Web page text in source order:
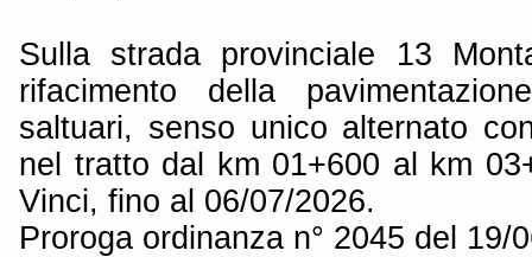
Sulla strada provinciale 13
rifacimento della
saltuari, senso unico alternato
nel tratto dal km 01+600 al km
Vinci, fino al 06/07/2026.
Proroga ordinanza n° 2045 del 19/